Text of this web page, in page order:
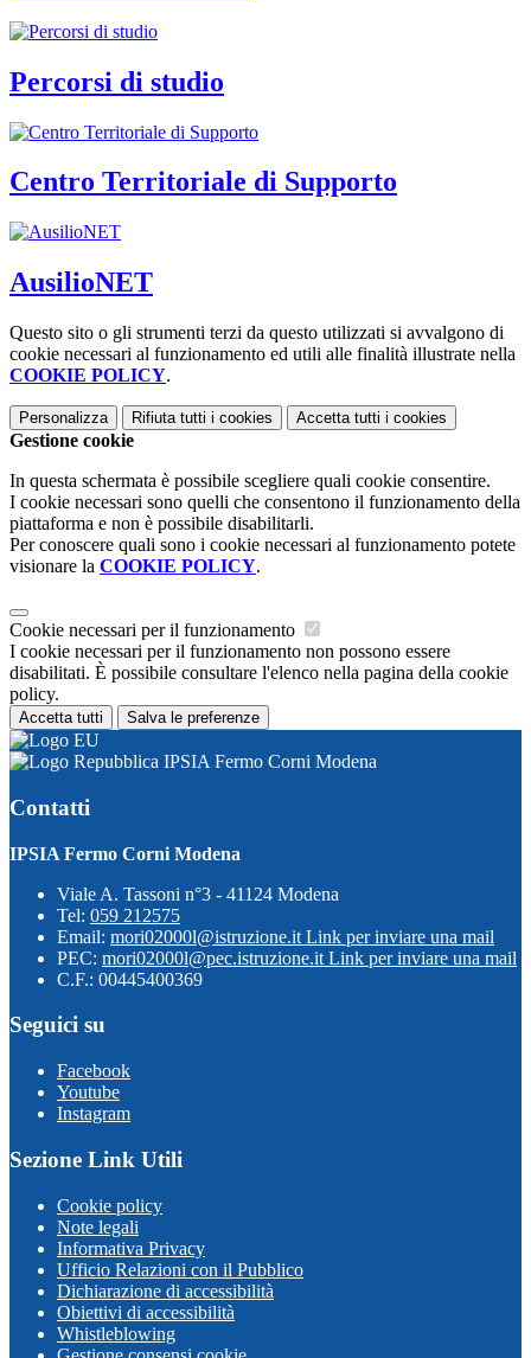
Percorsi di studio
Centro Territoriale di Supporto
AusilioNET
Questo sito o gli strumenti terzi da questo utilizzati si avvalgono di
cookie necessari al funzionamento ed utili alle finalità illustrate nella
COOKIE POLICY.
Personalizza Rifiuta tutti i cookies Accetta tutti i cookies
Gestione cookie
In questa schermata è possibile scegliere quali cookie consentire.
I cookie necessari sono quelli che consentono il funzionamento della
piattaforma e non è possibile disabilitarli.
Per conoscere quali sono i cookie necessari al funzionamento potete
visionare la COOKIE POLICY.
Cookie necessari per il funzionamento
I cookie necessari per il funzionamento non possono essere
disabilitati. È possibile consultare l'elenco nella pagina della cookie
policy.
Accetta tutti Salva le preferenze
IPSIA Fermo Corni Modena
Contatti
IPSIA Fermo Corni Modena
Viale A. Tassoni n°3 - 41124 Modena
Tel: 059 212575
Email: mori02000l@istruzione.it Link per inviare una mail
PEC: mori02000l@pec.istruzione.it Link per inviare una mail
C.F.: 00445400369
Seguici su
Facebook
Youtube
Instagram
Sezione Link Utili
Cookie policy
Note legali
Informativa Privacy
Ufficio Relazioni con il Pubblico
Dichiarazione di accessibilità
Obiettivi di accessibilità
Whistleblowing